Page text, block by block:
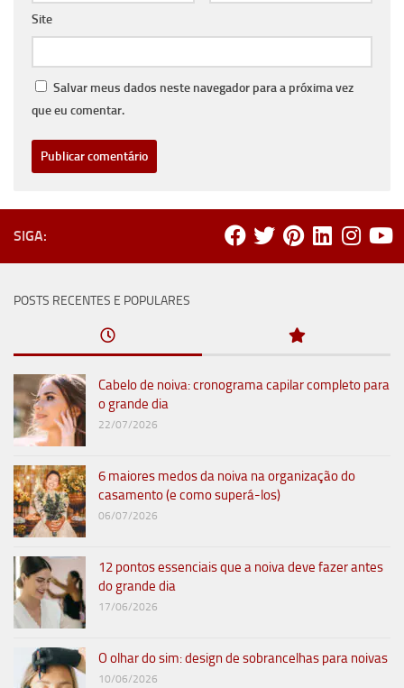
Site
Salvar meus dados neste navegador para a próxima vez
que eu comentar.
SIGA:
POSTS RECENTES E POPULARES
Cabelo de noiva: cronograma capilar completo para
o grande dia
22/07/2026
6 maiores medos da noiva na organização do
casamento (e como superá-los)
06/07/2026
12 pontos essenciais que a noiva deve fazer antes
do grande dia
17/06/2026
O olhar do sim: design de sobrancelhas para noivas
10/06/2026